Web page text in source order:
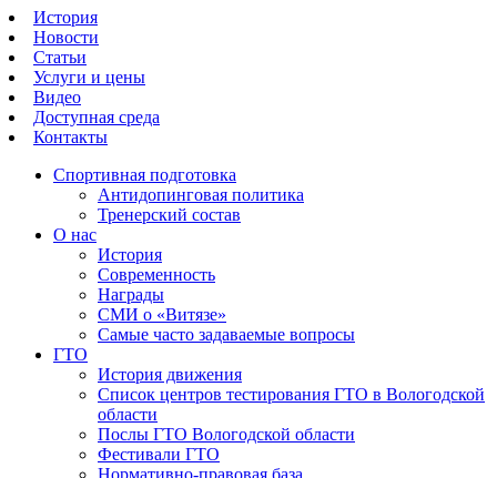
История
Новости
Статьи
Услуги и цены
Видео
Доступная среда
Контакты
Спортивная подготовка
Антидопинговая политика
Тренерский состав
О нас
История
Современность
Награды
СМИ о «Витязе»
Самые часто задаваемые вопросы
ГТО
История движения
Список центров тестирования ГТО в Вологодской
области
Послы ГТО Вологодской области
Фестивали ГТО
Нормативно-правовая база